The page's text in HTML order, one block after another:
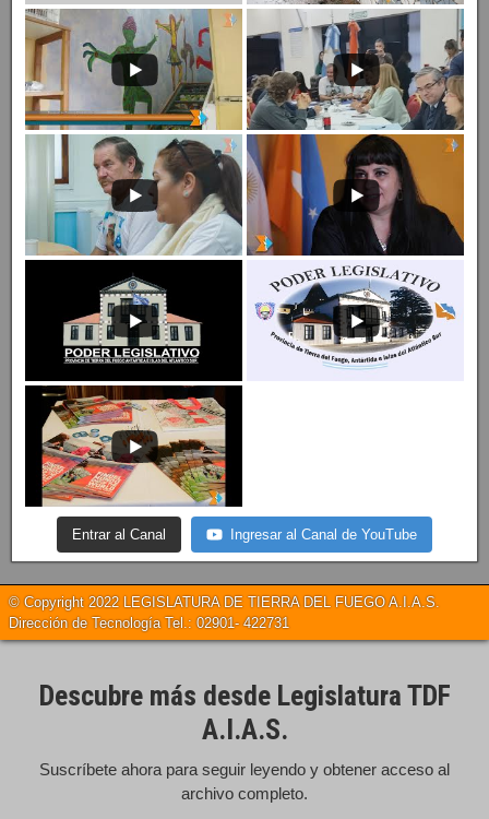
Entrar al Canal Ingresar al Canal de YouTube
© Copyright 2022 LEGISLATURA DE TIERRA DEL FUEGO A.I.A.S.
Dirección de Tecnología Tel.: 02901- 422731
Descubre más desde Legislatura TDF
A.I.A.S.
Suscríbete ahora para seguir leyendo y obtener acceso al
archivo completo.